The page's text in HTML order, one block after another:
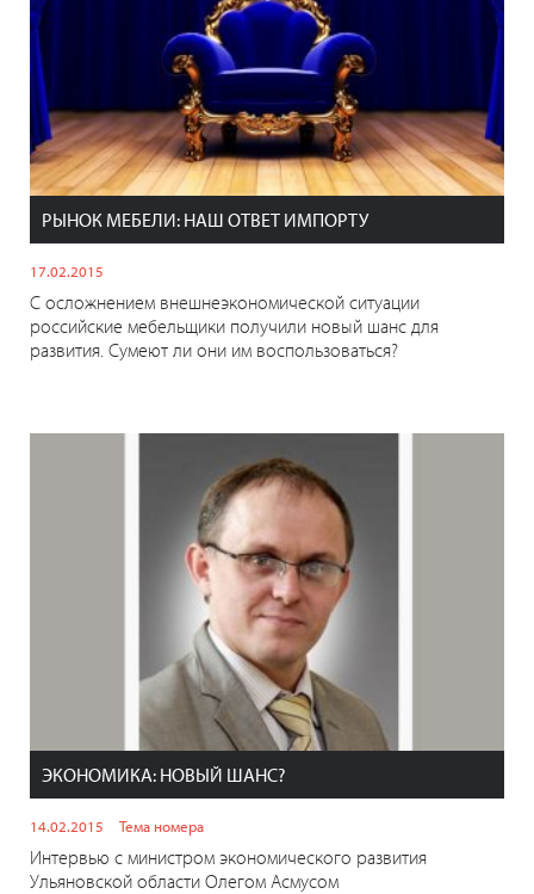
РЫНОК МЕБЕЛИ: НАШ ОТВЕТ ИМПОРТУ
17.02.2015
С осложнением внешнеэкономической ситуации
российские мебельщики получили новый шанс для
развития. Сумеют ли они им воспользоваться?
ЭКОНОМИКА: НОВЫЙ ШАНС?
14.02.2015 Тема номера
Интервью с министром экономического развития
Ульяновской области Олегом Асмусом